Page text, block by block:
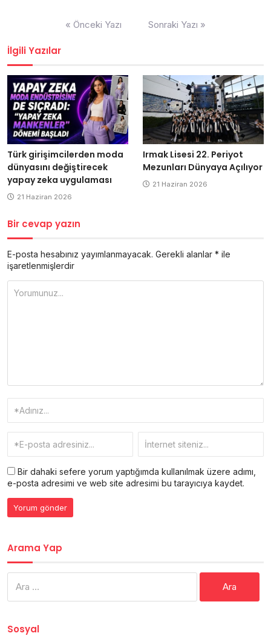
« Önceki Yazı Sonraki Yazı »
İlgili Yazılar
Türk girişimcilerden moda
dünyasını değiştirecek
yapay zeka uygulaması
21 Haziran 2026
Irmak Lisesi 22. Periyot
Mezunları Dünyaya Açılıyor
21 Haziran 2026
Bir cevap yazın
E-posta hesabınız yayımlanmayacak. Gerekli alanlar * ile
işaretlenmişlerdir
Bir dahaki sefere yorum yaptığımda kullanılmak üzere adımı,
e-posta adresimi ve web site adresimi bu tarayıcıya kaydet.
Arama Yap
Sosyal